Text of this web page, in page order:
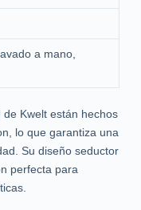
a mano,
Kwelt están hechos
lo que garantiza una
Su diseño seductor
perfecta para